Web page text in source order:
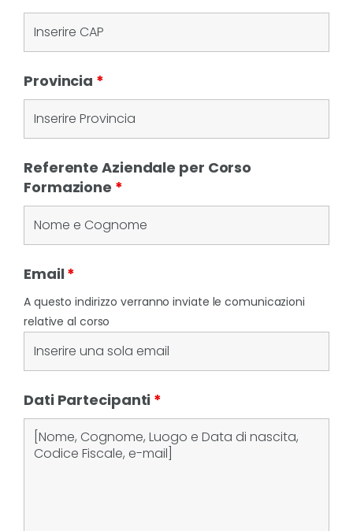
Provincia *
Referente Aziendale per Corso
Formazione *
Email *
A questo indirizzo verranno inviate le comunicazioni
relative al corso
Dati Partecipanti *